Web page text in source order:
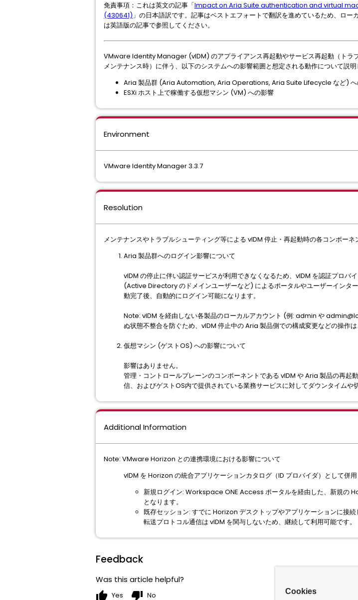
免責事項：これは英文の記事「Impact on Aria Suite authentication and virtual
(430641)」の日本語訳です。記事はベストエフォートで翻訳を進めているため、ロ
は英語版の記事で参照してください。
VMware Identity Manager (vIDM) のアプライアンス再起動やサービス再起動（トラ
メンテナンス時）に伴う、以下のシステムへの影響範囲と想定される動作について説明
Aria 製品群 (Aria Automation, Aria Operations, Aria Suite Lifecycle など) へ
ESXi ホスト上で稼働する仮想マシン (VM) への影響
Environment
VMware Identity Manager 3.3.7
Resolution
メンテナンスやトラブルシューティング等による vIDM 停止・再起動時の各コンポーネ
Aria 製品群へのログイン影響について
vIDM の停止に伴い認証サービスが利用できなくなるため、vIDM を認証プロ
(Active Directory のドメインユーザーなど) によるポータルやユーザーインタ
動完了後、自動的にログイン可能になります。
Note: vIDM を経由しない各製品のローカルアカウント (例: admin や
ぬ状態不整合を防ぐため、vIDM 停止中の Aria 製品側での構成変更などの操作
仮想マシン (ゲストOS) への影響について
影響はありません。
管理・コントロールプレーンのコンポーネントである vIDM や Aria 製品の再起
信、およびゲストOS内で提供されている業務サービスに対してダウンタイムや
Additional Information
Note: VMware Horizon との連携環境における影響について
vIDM を Horizon の統合アプリケーションカタログ（ID プロバイダ）として併
新規ログイン: Workspace ONE Access ポータルを経由した、新規の
となります。
既存セッション: すでに Horizon デスクトップやアプリケーションに接
転送プロトコル通信は vIDM を関与しないため、継続して利用可能です。
Feedback
Was this article helpful?
thumb_up Yes thumb_down No Cookies